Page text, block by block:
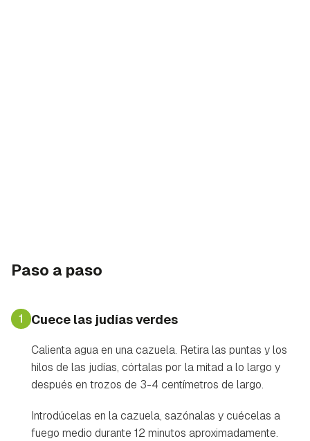
Paso a paso
1 Cuece las judías verdes
Calienta agua en una cazuela. Retira las puntas y los
hilos de las judías, córtalas por la mitad a lo largo y
después en trozos de 3-4 centímetros de largo.
Introdúcelas en la cazuela, sazónalas y cuécelas a
fuego medio durante 12 minutos aproximadamente.